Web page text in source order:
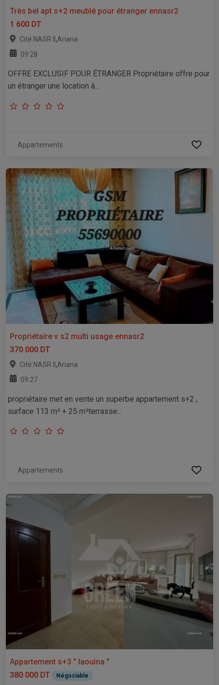
Très bel apt s+2 meublé pour étranger ennasr2
1 600 DT
Cité NASR II ,Ariana
09:28
OFFRE EXCLUSIF POUR ÉTRANGER Propriétaire offre pour
un étranger une location à...
Appartements
Propriétaire v s2 multi usage ennasr2
370 000 DT
Cité NASR II ,Ariana
09:27
propriétaire met en vente un superbe appartement s+2 ,
surface 113 m² + 25 m²terrasse...
Appartements
Appartement s+3 " laouina "
380 000 DT
Négociable